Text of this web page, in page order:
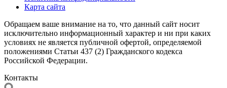
Карта сайта
Обращаем ваше внимание на то, что данный сайт носит
исключительно информационный характер и ни при каких
условиях не является публичной офертой, определяемой
положениями Статьи 437 (2) Гражданского кодекса
Российской Федерации.
Контакты